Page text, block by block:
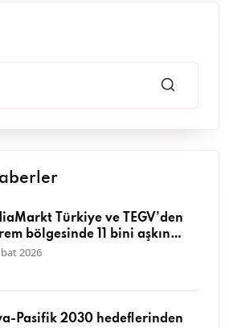
Türkiye ve TEGV’den
bölgesinde 11 bini aşkın
nitelikli eğitim desteği
2026
Pasifik 2030 hedeflerinden